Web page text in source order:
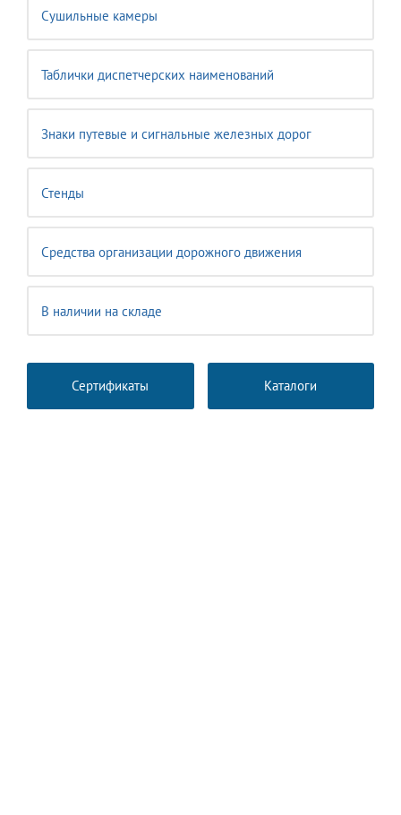
Сушильные камеры
Таблички диспетчерских наименований
Знаки путевые и сигнальные железных дорог
Стенды
Средства организации дорожного движения
В наличии на складе
Сертификаты Каталоги